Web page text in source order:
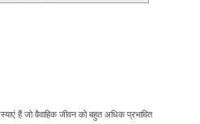
हैं जो वैवाहिक जीवन को बहुत अधिक प्रभावित